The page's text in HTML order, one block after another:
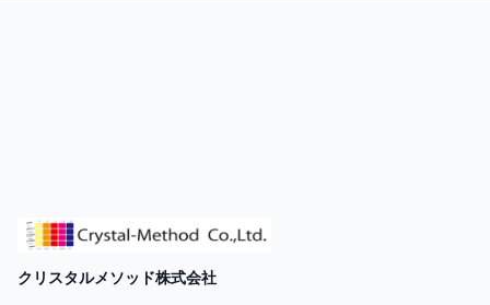
クリスタルメソッド株式会社